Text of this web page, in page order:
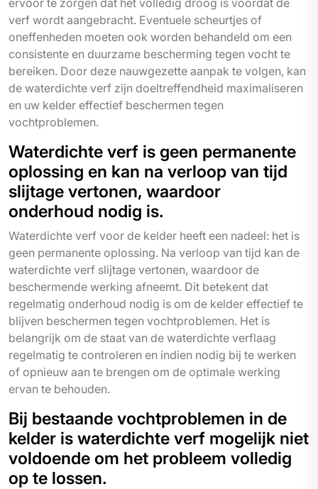
verf wordt aangebracht. Eventuele scheurtjes of
oneffenheden moeten ook worden behandeld om een
consistente en duurzame bescherming tegen vocht te
bereiken. Door deze nauwgezette aanpak te volgen, kan
de waterdichte verf zijn doeltreffendheid maximaliseren
en uw kelder effectief beschermen tegen
vochtproblemen.
Waterdichte verf is geen permanente
oplossing en kan na verloop van tijd
slijtage vertonen, waardoor
onderhoud nodig is.
Waterdichte verf voor de kelder heeft een nadeel: het is
geen permanente oplossing. Na verloop van tijd kan de
waterdichte verf slijtage vertonen, waardoor de
beschermende werking afneemt. Dit betekent dat
regelmatig onderhoud nodig is om de kelder effectief te
blijven beschermen tegen vochtproblemen. Het is
belangrijk om de staat van de waterdichte verflaag
regelmatig te controleren en indien nodig bij te werken
of opnieuw aan te brengen om de optimale werking
ervan te behouden.
Bij bestaande vochtproblemen in de
kelder is waterdichte verf mogelijk niet
voldoende om het probleem volledig
op te lossen.